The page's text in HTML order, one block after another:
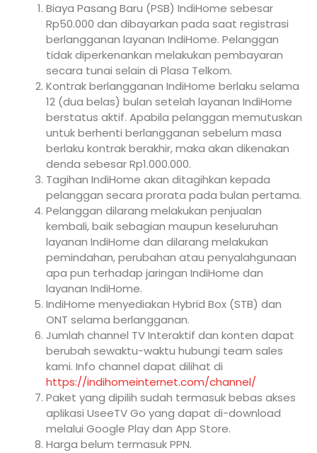
Biaya Pasang Baru (PSB) IndiHome sebesar
Rp50.000 dan dibayarkan pada saat registrasi
berlangganan layanan IndiHome. Pelanggan
tidak diperkenankan melakukan pembayaran
secara tunai selain di Plasa Telkom.
Kontrak berlangganan IndiHome berlaku selama
12 (dua belas) bulan setelah layanan IndiHome
berstatus aktif. Apabila pelanggan memutuskan
untuk berhenti berlangganan sebelum masa
berlaku kontrak berakhir, maka akan dikenakan
denda sebesar Rp1.000.000.
Tagihan IndiHome akan ditagihkan kepada
pelanggan secara prorata pada bulan pertama.
Pelanggan dilarang melakukan penjualan
kembali, baik sebagian maupun keseluruhan
layanan IndiHome dan dilarang melakukan
pemindahan, perubahan atau penyalahgunaan
apa pun terhadap jaringan IndiHome dan
layanan IndiHome.
IndiHome menyediakan Hybrid Box (STB) dan
ONT selama berlangganan.
Jumlah channel TV Interaktif dan konten dapat
berubah sewaktu-waktu hubungi team sales
kami. Info channel dapat dilihat di
https://indihomeinternet.com/channel/
Paket yang dipilih sudah termasuk bebas akses
aplikasi UseeTV Go yang dapat di-download
melalui Google Play dan App Store.
Harga belum termasuk PPN.